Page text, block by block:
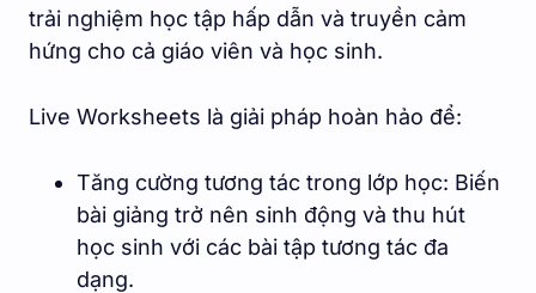
trải nghiệm học tập hấp dẫn và truyền cảm
hứng cho cả giáo viên và học sinh.
Live Worksheets là giải pháp hoàn hảo để:
Tăng cường tương tác trong lớp học: Biến
bài giảng trở nên sinh động và thu hút
học sinh với các bài tập tương tác đa
dạng.